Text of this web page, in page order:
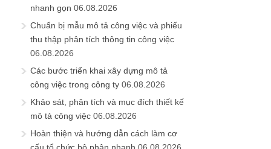
nhanh gọn 06.08.2026
Chuẩn bị mẫu mô tả công việc và phiếu
thu thập phân tích thông tin công việc
06.08.2026
Các bước triển khai xây dựng mô tả
công việc trong công ty 06.08.2026
Khảo sát, phân tích và mục đích thiết kế
mô tả công việc 06.08.2026
Hoàn thiện và hướng dẫn cách làm cơ